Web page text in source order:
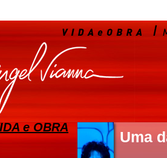
e OBRA
Uma